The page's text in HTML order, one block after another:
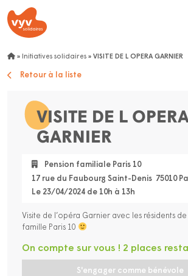
» Initiatives solidaires » VISITE DE L OPERA GARNIER
Retour à la liste
VISITE DE L
GARNIER
Pension familiale Paris 10
17 rue du Faubourg Saint-Denis 75010
Le 23/04/2024 de 10h à 13h
Visite de l’opéra Garnier avec les résidents
famille Paris 10
S'engager comme bénévole
On compte sur vous ! 2 places